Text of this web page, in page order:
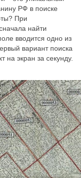
РФ в поиске
При
найти
вводится одно из
вариант поиска
на экран за секунду.